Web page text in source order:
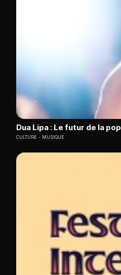
Dua Lipa : Le futur de la pop
CULTURE MUSIQUE